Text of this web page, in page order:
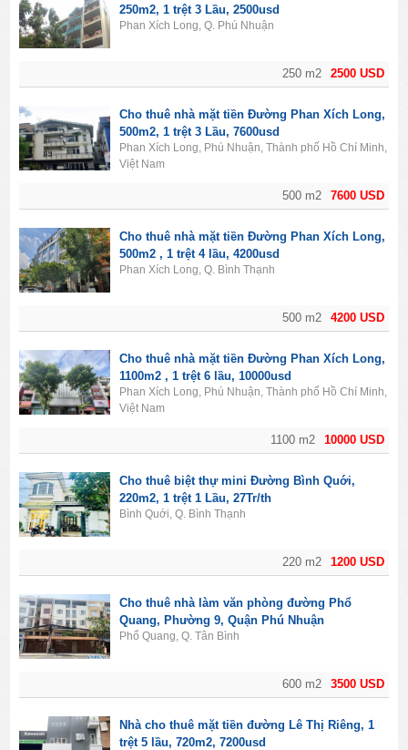
2500 USD
250 m2
250m2, 1 trệt 3 Lầu, 2500usd
Phan Xích Long, Q. Phú Nhuận
7600 USD
500 m2
Cho thuê nhà mặt tiền Đường Phan Xích Long,
500m2, 1 trệt 3 Lầu, 7600usd
Phan Xích Long, Phú Nhuận, Thành phố Hồ Chí Minh,
Việt Nam
4200 USD
500 m2
Cho thuê nhà mặt tiền Đường Phan Xích Long,
500m2 , 1 trệt 4 lầu, 4200usd
Phan Xích Long, Q. Bình Thạnh
10000 USD
1100 m2
Cho thuê nhà mặt tiền Đường Phan Xích Long,
1100m2 , 1 trệt 6 lầu, 10000usd
Phan Xích Long, Phú Nhuận, Thành phố Hồ Chí Minh,
Việt Nam
1200 USD
220 m2
Cho thuê biệt thự mini Đường Bình Quới,
220m2, 1 trệt 1 Lầu, 27Tr/th
Bình Quới, Q. Bình Thạnh
3500 USD
600 m2
Cho thuê nhà làm văn phòng đường Phổ
Quang, Phường 9, Quận Phú Nhuận
Phổ Quang, Q. Tân Bình
Nhà cho thuê mặt tiền đường Lê Thị Riêng, 1
trệt 5 lầu, 720m2, 7200usd